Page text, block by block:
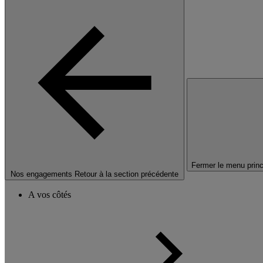
Nos engagements Retour à la section précédente
Fermer le menu
A vos côtés